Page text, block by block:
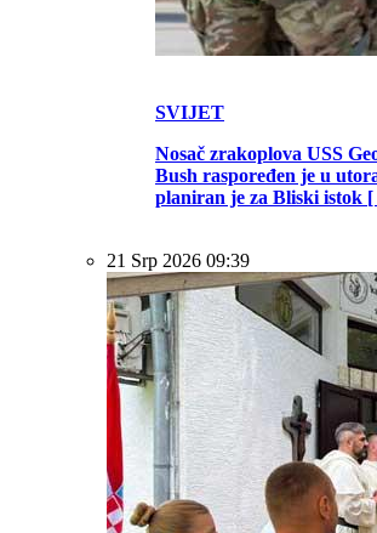
SVIJET
Nosač zrakoplova USS
Bush raspoređen je u
planiran je za Bliski istok [
21 Srp 2026 09:39